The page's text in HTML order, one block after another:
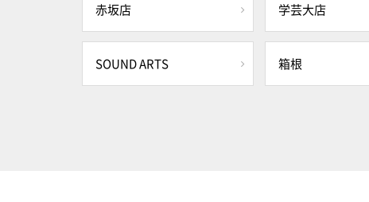
赤坂店 学芸大店
SOUND ARTS 箱根